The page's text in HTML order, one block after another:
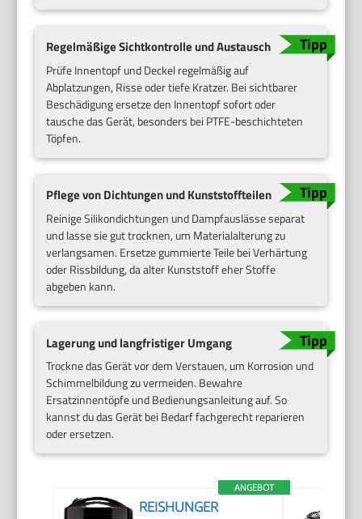
Regelmäßige Sichtkontrolle und Austausch
Prüfe Innentopf und Deckel regelmäßig auf
Abplatzungen, Risse oder tiefe Kratzer. Bei sichtbarer
Beschädigung ersetze den Innentopf sofort oder
tausche das Gerät, besonders bei PTFE-beschichteten
Töpfen.
Pflege von Dichtungen und Kunststoffteilen
Reinige Silikondichtungen und Dampfauslässe separat
und lasse sie gut trocknen, um Materialalterung zu
verlangsamen. Ersetze gummierte Teile bei Verhärtung
oder Rissbildung, da alter Kunststoff eher Stoffe
abgeben kann.
Lagerung und langfristiger Umgang
Trockne das Gerät vor dem Verstauen, um Korrosion und
Schimmelbildung zu vermeiden. Bewahre
Ersatzinnentöpfe und Bedienungsanleitung auf. So
kannst du das Gerät bei Bedarf fachgerecht reparieren
oder ersetzen.
ANGEBOT
REISHUNGER